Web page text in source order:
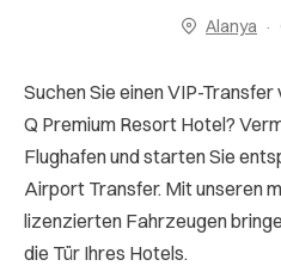
Alanya
Suchen Sie einen VIP-
Q Premium Resort Hotel?
Flughafen und starten Sie
Airport Transfer. Mit unseren
lizenzierten Fahrzeugen
die Tür Ihres Hotels.